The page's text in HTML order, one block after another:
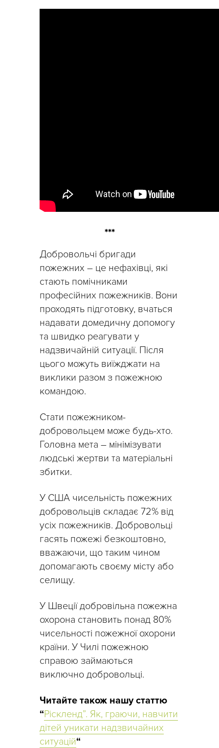
***
Добровольчі бригади
пожежних – це нефахівці, які
стають помічниками
професійних пожежників. Вони
проходять підготовку, вчаться
надавати домедичну допомогу
та швидко реагувати у
надзвичайній ситуації. Після
цього можуть виїжджати на
виклики разом з пожежною
командою.
Стати пожежником-
добровольцем може будь-хто.
Головна мета – мінімізувати
людські жертви та матеріальні
збитки.
У США чисельність пожежних
добровольців складає 72% від
усіх пожежників. Добровольці
гасять пожежі безкоштовно,
вважаючи, що таким чином
допомагають своєму місту або
селищу.
У Швеції добровільна пожежна
охорона становить понад 80%
чисельності пожежної охорони
країни. У Чилі пожежною
справою займаються
виключно добровольці.
Читайте також нашу статтю
“Ріскленд”. Як, граючи, навчити
дітей уникати надзвичайних
ситуацій“